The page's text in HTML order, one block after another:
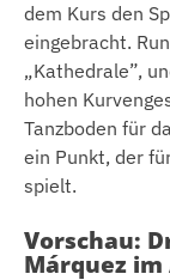
dem Kurs den
eingebracht.
„Kathedrale”,
hohen
Tanzboden für
ein Punkt, der
spielt.
Vorschau:
Márquez